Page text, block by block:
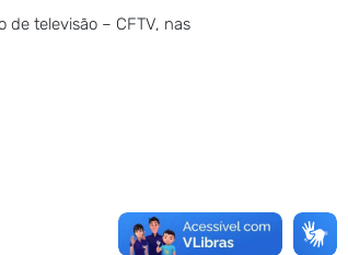
televisão – CFTV, nas